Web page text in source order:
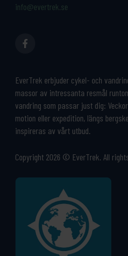
info@evertrek.se
EverTrek erbjuder cykel- och
massor av intressanta resmål
vandring som passar just dig:
motion eller expedition, längs
inspireras av vårt utbud.
Copyright 2026 © EverTrek. All